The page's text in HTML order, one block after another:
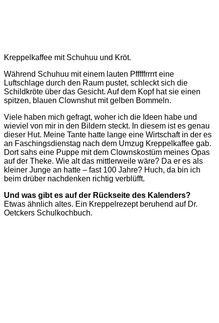
Kreppelkaffee mit Schuhuu und Kröt.
Während Schuhuu mit einem lauten Pfffffrrrrt eine
Luftschlage durch den Raum pustet, schleckt sich die
Schildkröte über das Gesicht. Auf dem Kopf hat sie einen
spitzen, blauen Clownshut mit gelben Bommeln.
Viele haben mich gefragt, woher ich die Ideen habe und
wieviel von mir in den Bildern steckt. In diesem ist es genau
dieser Hut. Meine Tante hatte lange eine Wirtschaft in der es
an Faschingsdienstag nach dem Umzug Kreppelkaffee gab.
Dort sahs eine Puppe mit dem Clownskostüm meines Opas
auf der Theke. Wie alt das mittlerweile wäre? Da er es als
kleiner Junge an hatte – fast 100 Jahre? Huch, da bin ich
beim drüber nachdenken richtig verblüfft.
Und was gibt es auf der Rückseite des Kalenders?
Etwas ähnlich altes. Ein Kreppelrezept beruhend auf Dr.
Oetckers Schulkochbuch.